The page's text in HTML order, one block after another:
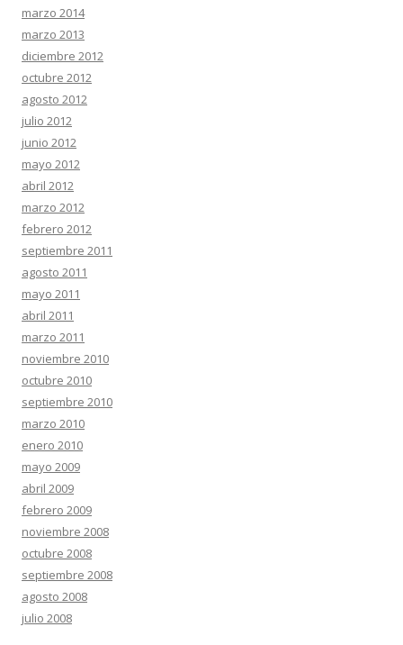
marzo 2014
marzo 2013
diciembre 2012
octubre 2012
agosto 2012
julio 2012
junio 2012
mayo 2012
abril 2012
marzo 2012
febrero 2012
septiembre 2011
agosto 2011
mayo 2011
abril 2011
marzo 2011
noviembre 2010
octubre 2010
septiembre 2010
marzo 2010
enero 2010
mayo 2009
abril 2009
febrero 2009
noviembre 2008
octubre 2008
septiembre 2008
agosto 2008
julio 2008